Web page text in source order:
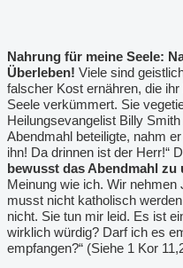
Nahrung für meine Seele:
Überleben! Viele sind
falscher Kost ernähren, die
Seele verkümmert. Sie
Heilungsevangelist Billy
Abendmahl beteiligte, nahm
ihn! Da drinnen ist der Herr!“
bewusst das Abendmahl zu
Meinung wie ich. Wir
musst nicht katholisch
nicht. Sie tun mir leid. Es ist
wirklich würdig? Darf ich es
empfangen?“ (Siehe 1 Kor